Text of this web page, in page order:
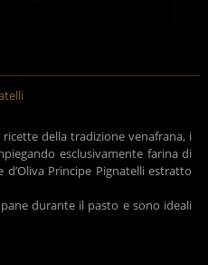
della tradizione venafrana, i
esclusivamente farina di
Principe Pignatelli estratto
durante il pasto e sono ideali